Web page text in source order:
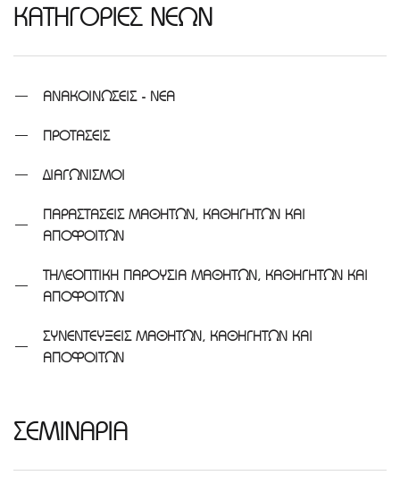
ΚΑΤΗΓΟΡΙΕΣ ΝΕΩΝ
ΑΝΑΚΟΙΝΩΣΕΙΣ - ΝΕΑ
ΠΡΟΤΑΣΕΙΣ
ΔΙΑΓΩΝΙΣΜΟΙ
ΠΑΡΑΣΤΑΣΕΙΣ ΜΑΘΗΤΩΝ, ΚΑΘΗΓΗΤΩΝ ΚΑΙ
ΑΠΟΦΟΙΤΩΝ
ΤΗΛΕΟΠΤΙΚΗ ΠΑΡΟΥΣΙΑ ΜΑΘΗΤΩΝ, ΚΑΘΗΓΗΤΩΝ ΚΑΙ
ΑΠΟΦΟΙΤΩΝ
ΣΥΝΕΝΤΕΥΞΕΙΣ ΜΑΘΗΤΩΝ, ΚΑΘΗΓΗΤΩΝ ΚΑΙ
ΑΠΟΦΟΙΤΩΝ
ΣΕΜΙΝΑΡΙΑ